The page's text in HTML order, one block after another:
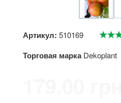
Артикул: 510169
Торговая марка Dekoplant